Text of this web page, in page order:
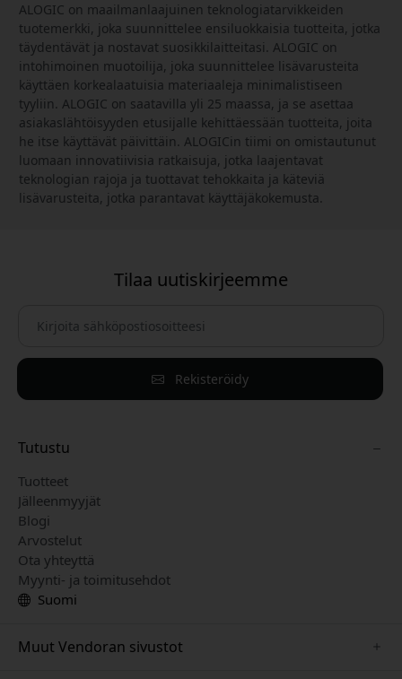
ALOGIC on maailmanlaajuinen teknologiatarvikkeiden
tuotemerkki, joka suunnittelee ensiluokkaisia tuotteita, jotka
täydentävät ja nostavat suosikkilaitteitasi. ALOGIC on
intohimoinen muotoilija, joka suunnittelee lisävarusteita
käyttäen korkealaatuisia materiaaleja minimalistiseen
tyyliin. ALOGIC on saatavilla yli 25 maassa, ja se asettaa
asiakaslähtöisyyden etusijalle kehittäessään tuotteita, joita
he itse käyttävät päivittäin. ALOGICin tiimi on omistautunut
luomaan innovatiivisia ratkaisuja, jotka laajentavat
teknologian rajoja ja tuottavat tehokkaita ja käteviä
lisävarusteita, jotka parantavat käyttäjäkokemusta.
Tilaa uutiskirjeemme
Rekisteröidy
Tutustu
Tuotteet
Jälleenmyyjät
Blogi
Arvostelut
Ota yhteyttä
Myynti- ja toimitusehdot
Suomi
Muut Vendoran sivustot